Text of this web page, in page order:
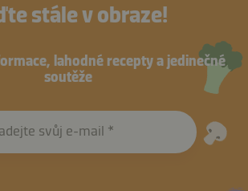
stále v obraze!
lahodné recepty a jedinečné
soutěže
svůj e-mail